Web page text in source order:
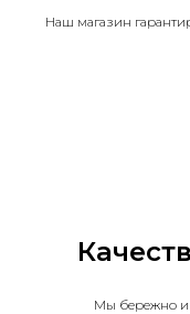
Наш магазин
Мы бережно и